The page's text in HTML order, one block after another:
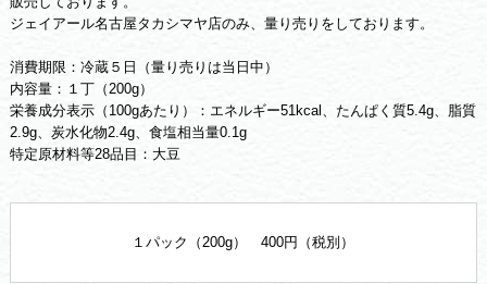
ジェイアール名古屋タカシマヤ店のみ、量り売りをしております。
消費期限：冷蔵５日（量り売りは当日中）
内容量：１丁（200g）
栄養成分表示（100gあたり）：エネルギー51kcal、たんぱく質5.4g、脂質
2.9g、炭水化物2.4g、食塩相当量0.1g
特定原材料等28品目：大豆
１パック（200g） 400円（税別）